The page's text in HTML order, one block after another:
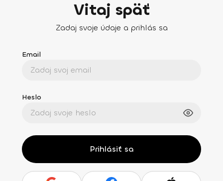
Vitaj späť
Zadaj svoje údaje a prihlás sa
Email
Heslo
Prihlásiť sa